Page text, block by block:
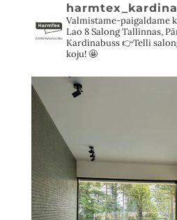
Valmistame-paigaldame
Lao 8Salong Tallinnas,
Kardinabuss 👉Telli
koju! 🤩